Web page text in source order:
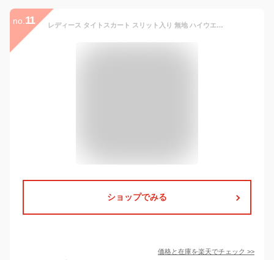
no. 11 レディース タイトスカート スリット入り 無地 ハイウエスト ひざ丈スカート オフィス 通勤 フォーマル OL ヒップパック スリム ボトムス 美脚 女性用 オシャレ
ショップでみる
価格と在庫を楽天でチェック >>